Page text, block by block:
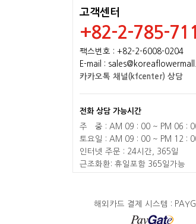
고객센터
+82-2-785-
팩스번호 : +82-2-6008-0204
E-mail :
카카오톡 채널(kfcenter) 상담
전화 상담 가능시간
주
중 : AM 09 : 00 ~ PM 06 :
토요일 : AM 09 : 00 ~ PM 12 :
인터넷 주문 : 24시간, 365일
근조화환: 휴일포함 365일가능
해외카드 결제 시스템 :